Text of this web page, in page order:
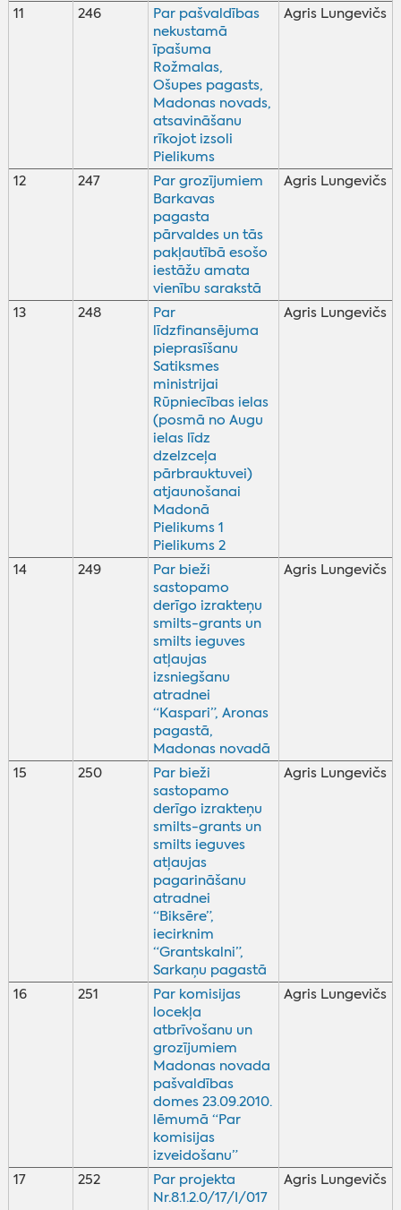
11 246
Par pašvaldības
nekustamā
īpašuma
Rožmalas,
Ošupes pagasts,
Madonas novads,
atsavināšanu
rīkojot izsoli
Pielikums
Agris Lungevičs
12 247
Par grozījumiem
Barkavas
pagasta
pārvaldes un tās
pakļautībā esošo
iestāžu amata
vienību sarakstā
Agris Lungevičs
13 248
Par
līdzfinansējuma
pieprasīšanu
Satiksmes
ministrijai
Rūpniecības ielas
(posmā no Augu
ielas līdz
dzelzceļa
pārbrauktuvei)
atjaunošanai
Madonā
Pielikums 1
Pielikums 2
Agris Lungevičs
14 249
Par bieži
sastopamo
derīgo izrakteņu
smilts-grants un
smilts ieguves
atļaujas
izsniegšanu
atradnei
“Kaspari”, Aronas
pagastā,
Madonas novadā
Agris Lungevičs
15 250
Par bieži
sastopamo
derīgo izrakteņu
smilts-grants un
smilts ieguves
atļaujas
pagarināšanu
atradnei
“Biksēre”,
iecirknim
“Grantskalni”,
Sarkaņu pagastā
Agris Lungevičs
16 251
Par komisijas
locekļa
atbrīvošanu un
grozījumiem
Madonas novada
pašvaldības
domes 23.09.2010.
lēmumā “Par
komisijas
izveidošanu”
Agris Lungevičs
17 252
Par projekta
Nr.8.1.2.0/17/I/017
Agris Lungevičs